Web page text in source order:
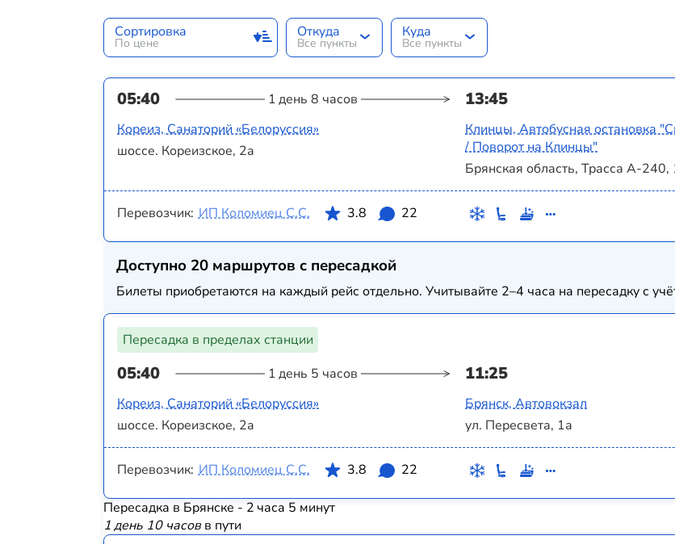
Сортировка
По цене
Откуда
Все пункты
Куда
Все пункты
05:40 1 день 8 часов 13:45
Кореиз, Санаторий «Белоруссия»
шоссе. Кореизское, 2а
Клинцы, Автобусная остановка
/ Поворот на Клинцы"
Брянская область, Трасса А-
Перевозчик: ИП Коломиец С.С. 3.8 22
Доступно 20 маршрутов с пересадкой
Билеты приобретаются на каждый рейс отдельно. Учитывайте 2–4 часа на пересадку с
Пересадка в пределах станции
05:40 1 день 5 часов 11:25
Кореиз, Санаторий «Белоруссия»
шоссе. Кореизское, 2а
Брянск, Автовокзал
ул. Пересвета, 1а
Перевозчик: ИП Коломиец С.С. 3.8 22
Пересадка в Брянске - 2 часа 5 минут
1 день 10 часовв пути